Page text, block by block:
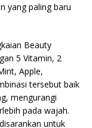
yang paling baru
Beauty
5 Vitamin, 2
Apple,
tersebut baik
mengurangi
pada wajah.
untuk